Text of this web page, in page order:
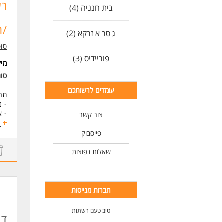
בית חנניה (4)
ג'סר א זרקא (2)
פוריידיס (3)
עומדים לרשותכם
צור קשר
פייסבוק
שאלות נפוצות
חברות מגייסות
טיב טעם רשתות
-
-
-
/
-
-
-
-
-